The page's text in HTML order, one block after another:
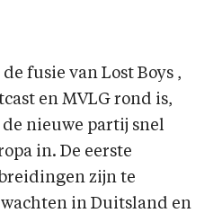
fusie van Lost Boys ,
en MVLG rond is,
nieuwe partij snel
in. De eerste
zijn te
in Duitsland en